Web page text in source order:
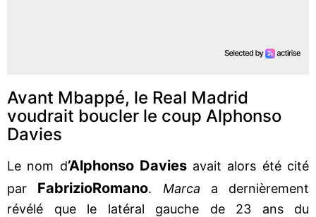
Avant Mbappé, le Real Madrid
voudrait boucler le coup Alphonso
Davies
Le nom d’Alphonso Daviesavait alors été cité
par FabrizioRomano. Marca a dernièrement
révélé que le latéral gauche de 23 ans du